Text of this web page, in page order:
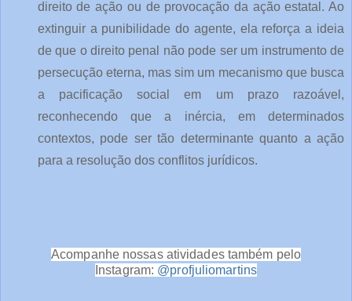
direito de ação ou de provocação da ação estatal. Ao
extinguir a punibilidade do agente, ela reforça a ideia
de que o direito penal não pode ser um instrumento de
persecução eterna, mas sim um mecanismo que busca
a pacificação social em um prazo razoável,
reconhecendo que a inércia, em determinados
contextos, pode ser tão determinante quanto a ação
para a resolução dos conflitos jurídicos.
Acompanhe nossas atividades também pelo
Instagram: @profjuliomartins